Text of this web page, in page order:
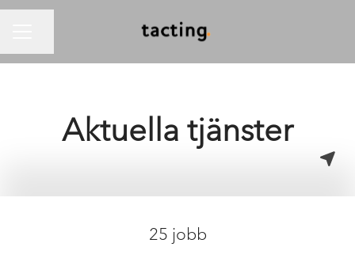
Aktuella tjänster
25 jobb